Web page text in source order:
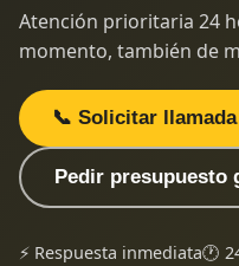
Atención prioritaria 24
momento, también de
📞 Solicitar llamada
Pedir presupuesto
⚡ Respuesta inmediata🕐